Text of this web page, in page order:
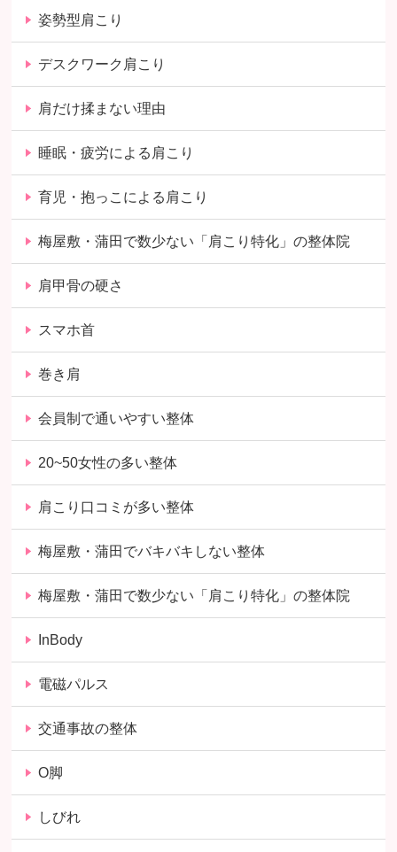
姿勢型肩こり
デスクワーク肩こり
肩だけ揉まない理由
睡眠・疲労による肩こり
育児・抱っこによる肩こり
梅屋敷・蒲田で数少ない「肩こり特化」の整体院
肩甲骨の硬さ
スマホ首
巻き肩
会員制で通いやすい整体
20~50女性の多い整体
肩こり口コミが多い整体
梅屋敷・蒲田でバキバキしない整体
梅屋敷・蒲田で数少ない「肩こり特化」の整体院
InBody
電磁パルス
交通事故の整体
O脚
しびれ